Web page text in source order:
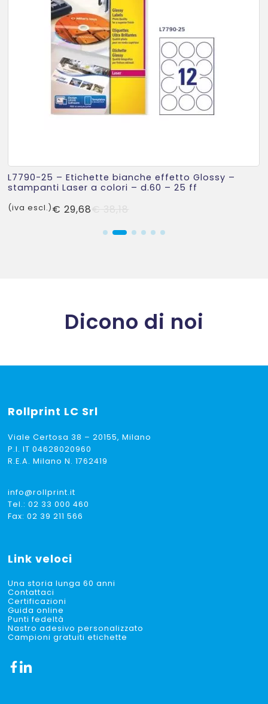
L7790-25 – Etichette bianche effetto Glossy –
stampanti Laser a colori – d.60 – 25 ff
originale
€ 29,68
attuale
(iva escl.)
Dicono di noi
Rollprint LC Srl
Viale Certosa 38 – 20155, Milano
P.I. IT 04628020960
R.E.A. Milano N. 1762419
info@rollprint.it
Tel.:02 33 000 460
Fax: 02 39 211 566
Link veloci
Una storia lunga 60 anni
Contattaci
Certificazioni
Guida online
Punti fedeltà
Nastro adesivo personalizzato
Campioni gratuiti etichette